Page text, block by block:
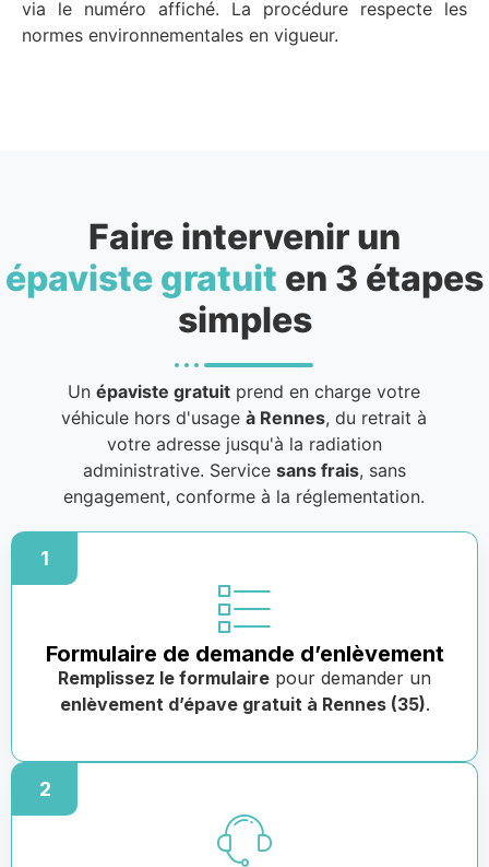
via le numéro affiché. La procédure respecte les
normes environnementales en vigueur.
Faire intervenir un
épaviste gratuit en 3 étapes
simples
Unépaviste gratuit prend en charge votre
véhicule hors d'usageà Rennes, du retrait à
votre adresse jusqu'à la radiation
administrative. Service sans frais, sans
engagement, conforme à la réglementation.
1
Formulaire de demande d’enlèvement
Remplissez le formulaire pour demander un
enlèvement d’épave gratuit à Rennes (35).
2